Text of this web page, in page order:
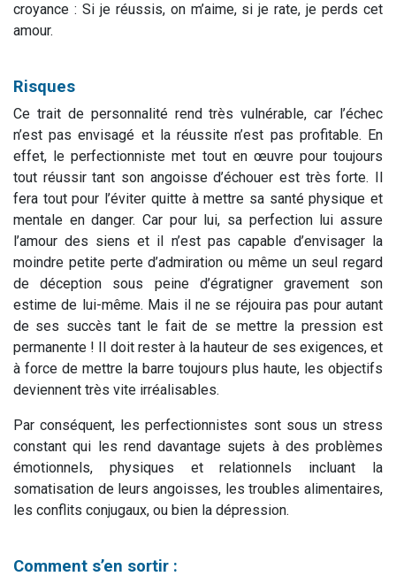
croyance : Si je réussis, on m’aime, si je rate, je perds cet
amour.
Risques
Ce trait de personnalité rend très vulnérable, car l’échec
n’est pas envisagé et la réussite n’est pas profitable. En
effet, le perfectionniste met tout en œuvre pour toujours
tout réussir tant son angoisse d’échouer est très forte. Il
fera tout pour l’éviter quitte à mettre sa santé physique et
mentale en danger. Car pour lui, sa perfection lui assure
l’amour des siens et il n’est pas capable d’envisager la
moindre petite perte d’admiration ou même un seul regard
de déception sous peine d’égratigner gravement son
estime de lui-même. Mais il ne se réjouira pas pour autant
de ses succès tant le fait de se mettre la pression est
permanente ! Il doit rester à la hauteur de ses exigences, et
à force de mettre la barre toujours plus haute, les objectifs
deviennent très vite irréalisables.
Par conséquent, les perfectionnistes sont sous un stress
constant qui les rend davantage sujets à des problèmes
émotionnels, physiques et relationnels incluant la
somatisation de leurs angoisses, les troubles alimentaires,
les conflits conjugaux, ou bien la dépression.
Comment s’en sortir :